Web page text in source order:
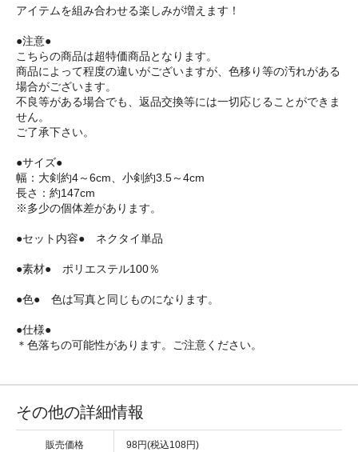
アイテムを組み合わせる楽しみが増えます！
●注意●
こちらの商品は超特価商品となります。
商品によって程度の違いがございますが、色移り等の汚れがある
場合がございます。
不良等がある場合でも、返品交換等には一切応じることができま
せん。
ご了承下さい。
●サイズ●
幅：大剣約4～6cm、小剣約3.5～4cm
長さ：約147cm
※多少の個体差があります。
●セット内容● ネクタイ単品
●素材● ポリエステル100％
●色● 色は写真と同じものになります。
●仕様●
＊色落ちの可能性があります。ご注意ください。
その他の詳細情報
販売価格 98円(税込108円)